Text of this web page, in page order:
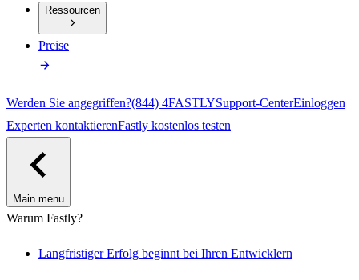
Ressourcen
Preise
Werden Sie angegriffen?(844) 4FASTLYSupport-CenterEinloggen
Experten kontaktierenFastly kostenlos testen
Main menu
Warum Fastly?
Langfristiger Erfolg beginnt bei Ihren Entwicklern